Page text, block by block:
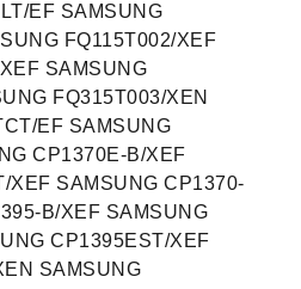
EF SAMSUNG
FQ115T002/XEF
SAMSUNG
FQ315T003/XEN
EF SAMSUNG
CP1370E-B/XEF
XEF SAMSUNG CP1370-
B/XEF SAMSUNG
CP1395EST/XEF
SAMSUNG